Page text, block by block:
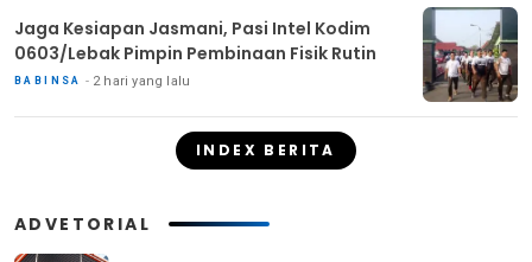
Jaga Kesiapan Jasmani, Pasi Intel Kodim
0603/Lebak Pimpin Pembinaan Fisik Rutin
BABINSA 2 hari yang lalu
INDEX BERITA
ADVETORIAL